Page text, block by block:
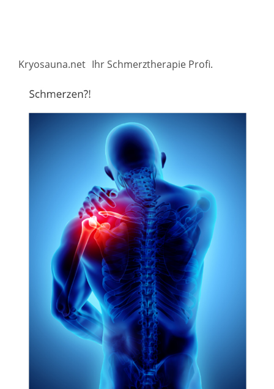
Kryosauna.net Ihr Schmerztherapie Profi.